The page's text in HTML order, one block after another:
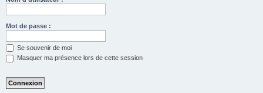
Mot de passe :
Se souvenir de moi
Masquer ma présence lors de cette session